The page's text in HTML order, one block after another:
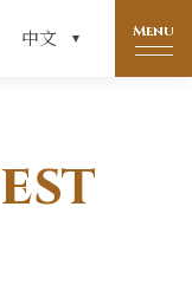
中文 Menu